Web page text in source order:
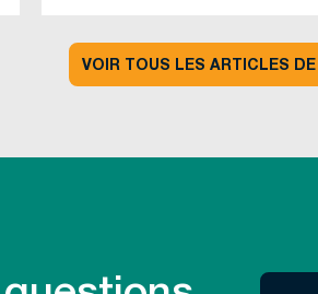
VOIR TOUS LES ARTICLES